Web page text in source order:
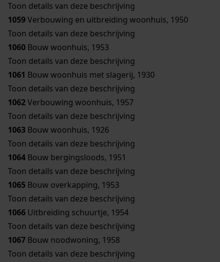
Toon details van deze beschrijving
1059Verbouwing en uitbreiding woonhuis, 1950
Toon details van deze beschrijving
1060 Bouw woonhuis, 1953
Toon details van deze beschrijving
1061 Bouw woonhuis met slagerij, 1930
Toon details van deze beschrijving
1062Verbouwing woonhuis, 1957
Toon details van deze beschrijving
1063 Bouw woonhuis, 1926
Toon details van deze beschrijving
1064 Bouw bergingsloods, 1951
Toon details van deze beschrijving
1065 Bouw overkapping, 1953
Toon details van deze beschrijving
1066 Uitbreiding schuurtje, 1954
Toon details van deze beschrijving
1067 Bouw noodwoning, 1958
Toon details van deze beschrijving